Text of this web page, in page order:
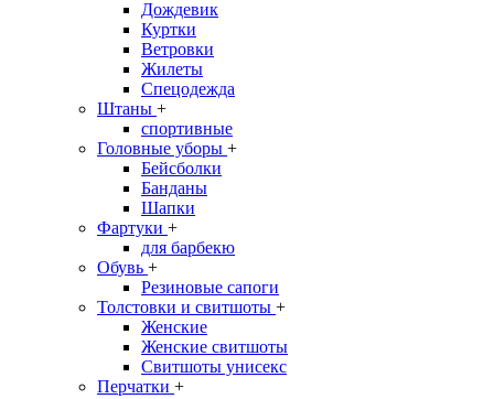
Дождевик
Куртки
Ветровки
Жилеты
Спецодежда
Штаны +
спортивные
Головные уборы +
Бейсболки
Банданы
Шапки
Фартуки +
для барбекю
Обувь +
Резиновые сапоги
Толстовки и свитшоты +
Женские
Женские свитшоты
Свитшоты унисекс
Перчатки +